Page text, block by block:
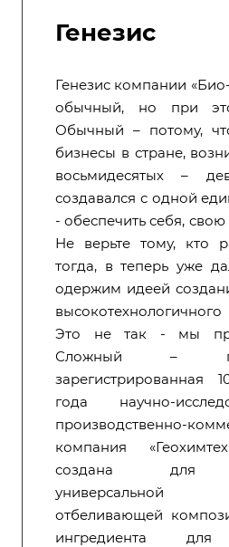
Генезис
Генезис компании
обычный, но при
Обычный – потому,
бизнесы в стране,
восьмидесятых –
создавался с одной
- обеспечить себя,
Не верьте тому, кто
тогда, в теперь уже
одержим идеей
Это не так - мы
Сложный –
зарегистрированная
года научно-
производственно-
компания
создана для
универсальной
отбеливающей
ингредиента для